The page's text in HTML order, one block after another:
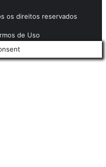
os direitos reservados
de Uso